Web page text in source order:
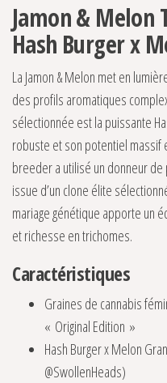
Jamon & Melon
Hash Burger x
La Jamon & Melon met en
des profils aromatiques
sélectionnée est la puissante
robuste et son potentiel massif
breeder a utilisé un donneur de
issue d’un clone élite
mariage génétique apporte un
et richesse en trichomes.
Caractéristiques
Graines de cannabis
« Original Edition »
Hash Burger x Melon
@SwollenHeads)